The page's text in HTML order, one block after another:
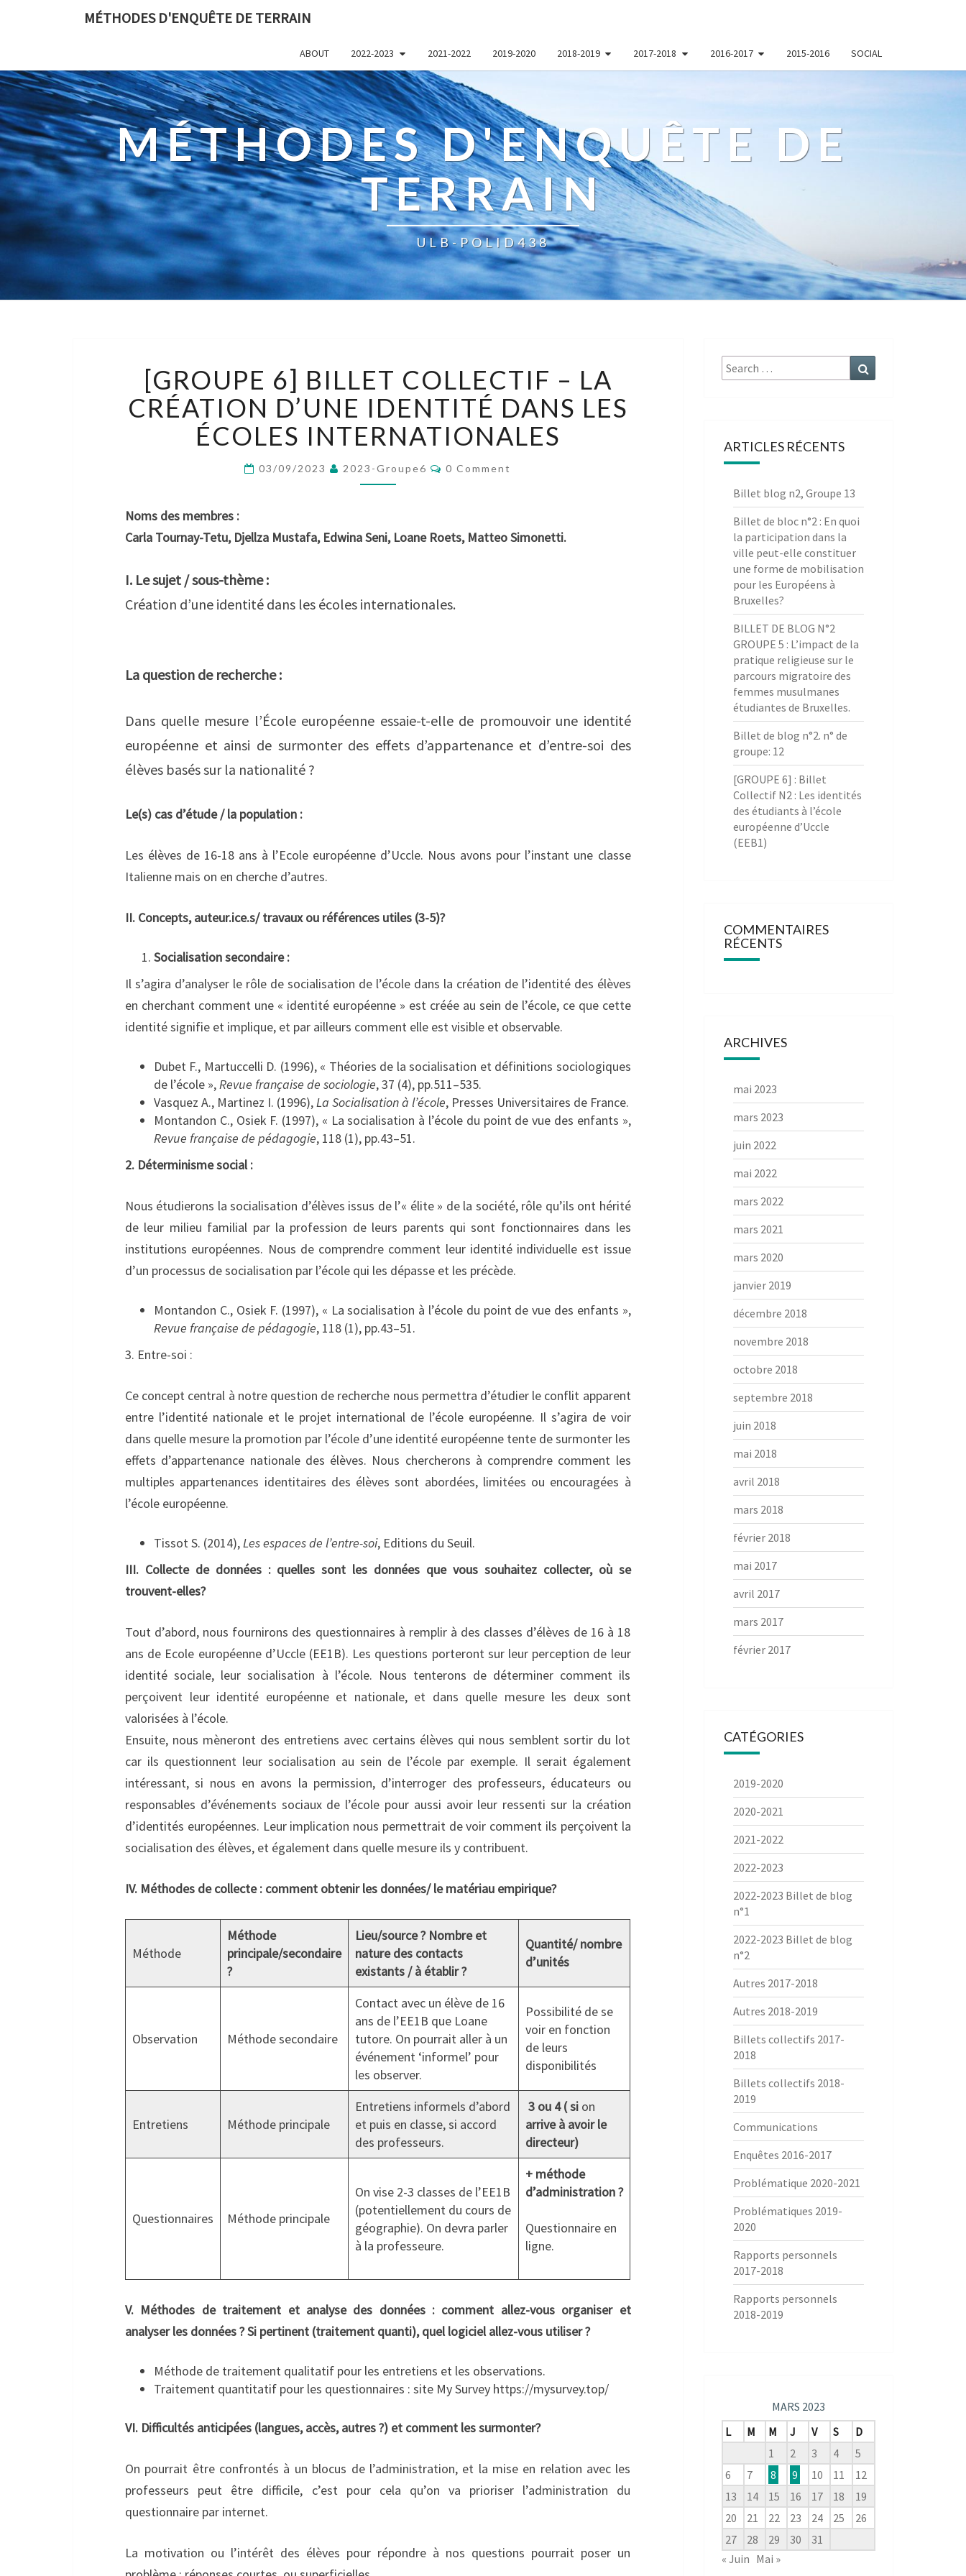
MÉTHODES D'ENQUÊTE DE TERRAIN
ABOUT 2022-2023 2021-2022 2019-2020 2018-2019 2017-2018 2016-2017 2015-2016 SOCIAL
MÉTHODES D'ENQUÊTE DE
TERRAIN
ULB-POLID438
6]
BILLET
COLLECTIF
–
LA
CRÉATION
D’UNE
LES
[GROUPE 6] BILLET COLLECTIF – LA
CRÉATION D’UNE IDENTITÉ DANS LES
ÉCOLES INTERNATIONALES
03/09/2023 2023-Groupe6 Comments
0 Comment
Noms des membres :
Carla Tournay-Tetu, Djellza Mustafa, Edwina Seni, Loane Roets, Matteo Simonetti.
I. Le sujet / sous-thème :
Création d’une identité dans les écoles internationales.
La question de recherche :
Dans quelle mesure l’École européenne essaie-t-elle de promouvoir une identité
européenne et ainsi de surmonter des effets d’appartenance et d’entre-soi des
élèves basés sur la nationalité ?
Le(s) cas d’étude / la population :
Les élèves de 16-18 ans à l’Ecole européenne d’Uccle. Nous avons pour l’instant une classe
Italienne mais on en cherche d’autres.
II. Concepts, auteur.ice.s/ travaux ou références utiles (3-5)?
Socialisation secondaire :
Il s’agira d’analyser le rôle de socialisation de l’école dans la création de l’identité des élèves
en cherchant comment une « identité européenne » est créée au sein de l’école, ce que cette
identité signifie et implique, et par ailleurs comment elle est visible et observable.
Dubet F., Martuccelli D. (1996), « Théories de la socialisation et définitions sociologiques
de l’école »,Revue française de sociologie, 37 (4), pp.511–535.
Vasquez A., Martinez I. (1996),La Socialisation à l’école, Presses Universitaires de France.
Montandon C., Osiek F. (1997), « La socialisation à l’école du point de vue des enfants »,
Revue française de pédagogie, 118 (1), pp.43–51.
2. Déterminisme social :
Nous étudierons la socialisation d’élèves issus de l’« élite » de la société, rôle qu’ils ont hérité
de leur milieu familial par la profession de leurs parents qui sont fonctionnaires dans les
institutions européennes. Nous de comprendre comment leur identité individuelle est issue
d’un processus de socialisation par l’école qui les dépasse et les précède.
Montandon C., Osiek F. (1997), « La socialisation à l’école du point de vue des enfants »,
Revue française de pédagogie, 118 (1), pp.43–51.
3. Entre-soi :
Ce concept central à notre question de recherche nous permettra d’étudier le conflit apparent
entre l’identité nationale et le projet international de l’école européenne. Il s’agira de voir
dans quelle mesure la promotion par l’école d’une identité européenne tente de surmonter les
effets d’appartenance nationale des élèves. Nous chercherons à comprendre comment les
multiples appartenances identitaires des élèves sont abordées, limitées ou encouragées à
l’école européenne.
Tissot S. (2014),Les espaces de l’entre-soi, Editions du Seuil.
III. Collecte de données : quelles sont les données que vous souhaitez collecter, où se
trouvent-elles?
Tout d’abord, nous fournirons des questionnaires à remplir à des classes d’élèves de 16 à 18
ans de Ecole européenne d’Uccle (EE1B). Les questions porteront sur leur perception de leur
identité sociale, leur socialisation à l’école. Nous tenterons de déterminer comment ils
perçoivent leur identité européenne et nationale, et dans quelle mesure les deux sont
valorisées à l’école.
Ensuite, nous mèneront des entretiens avec certains élèves qui nous semblent sortir du lot
car ils questionnent leur socialisation au sein de l’école par exemple. Il serait également
intéressant, si nous en avons la permission, d’interroger des professeurs, éducateurs ou
responsables d’événements sociaux de l’école pour aussi avoir leur ressenti sur la création
d’identités européennes. Leur implication nous permettrait de voir comment ils perçoivent la
socialisation des élèves, et également dans quelle mesure ils y contribuent.
IV. Méthodes de collecte : comment obtenir les données/ le matériau empirique?
Méthode
Méthode
principale/secondaire
?
Lieu/source ? Nombre et
nature des contacts
existants / à établir ?
Quantité/ nombre
d’unités
Observation Méthode secondaire
Contact avec un élève de 16
ans de l’EE1B que Loane
tutore. On pourrait aller à un
événement ‘informel’ pour
les observer.
Possibilité de se
voir en fonction
de leurs
disponibilités
Entretiens Méthode principale
Entretiens informels d’abord
et puis en classe, si accord
des professeurs.
3 ou 4 ( si on
arrive à avoir le
directeur)
Questionnaires Méthode principale
On vise 2-3 classes de l’EE1B
(potentiellement du cours de
géographie). On devra parler
à la professeure.
+ méthode
d’administration ?
Questionnaire en
ligne.
V. Méthodes de traitement et analyse des données : comment allez-vous organiser et
analyser les données ? Si pertinent (traitement quanti), quel logiciel allez-vous utiliser ?
Méthode de traitement qualitatif pour les entretiens et les observations.
Traitement quantitatif pour les questionnaires : site My Survey https://mysurvey.top/
VI. Difficultés anticipées (langues, accès, autres ?) et comment les surmonter?
On pourrait être confrontés à un blocus de l’administration, et la mise en relation avec les
professeurs peut être difficile, c’est pour cela qu’on va prioriser l’administration du
questionnaire par internet.
La motivation ou l’intérêt des élèves pour répondre à nos questions pourrait poser un
Search
for:
ARTICLES RÉCENTS
Billet blog n2, Groupe 13
Billet de bloc n°2 : En quoi
la participation dans la
ville peut-elle constituer
une forme de mobilisation
pour les Européens à
Bruxelles?
BILLET DE BLOG N°2
GROUPE 5 : L’impact de la
pratique religieuse sur le
parcours migratoire des
femmes musulmanes
étudiantes de Bruxelles.
Billet de blog n°2. n° de
groupe: 12
[GROUPE 6] : Billet
Collectif N2 : Les identités
des étudiants à l’école
européenne d’Uccle
(EEB1)
COMMENTAIRES
RÉCENTS
ARCHIVES
mai 2023
mars 2023
juin 2022
mai 2022
mars 2022
mars 2021
mars 2020
janvier 2019
décembre 2018
novembre 2018
octobre 2018
septembre 2018
juin 2018
mai 2018
avril 2018
mars 2018
février 2018
mai 2017
avril 2017
mars 2017
février 2017
CATÉGORIES
2019-2020
2020-2021
2021-2022
2022-2023
2022-2023 Billet de blog
n°1
2022-2023 Billet de blog
n°2
Autres 2017-2018
Autres 2018-2019
Billets collectifs 2017-
2018
Billets collectifs 2018-
2019
Communications
Enquêtes 2016-2017
Problématique 2020-2021
Problématiques 2019-
2020
Rapports personnels
2017-2018
Rapports personnels
2018-2019
MARS 2023
L
M M J V S
D
1
2 3 4
5
6
7 8 9 10 11
12
13
14 15 16 17 18
19
20
21 22 23 24 25
26
27
28 29 30
31
« Juin Mai »